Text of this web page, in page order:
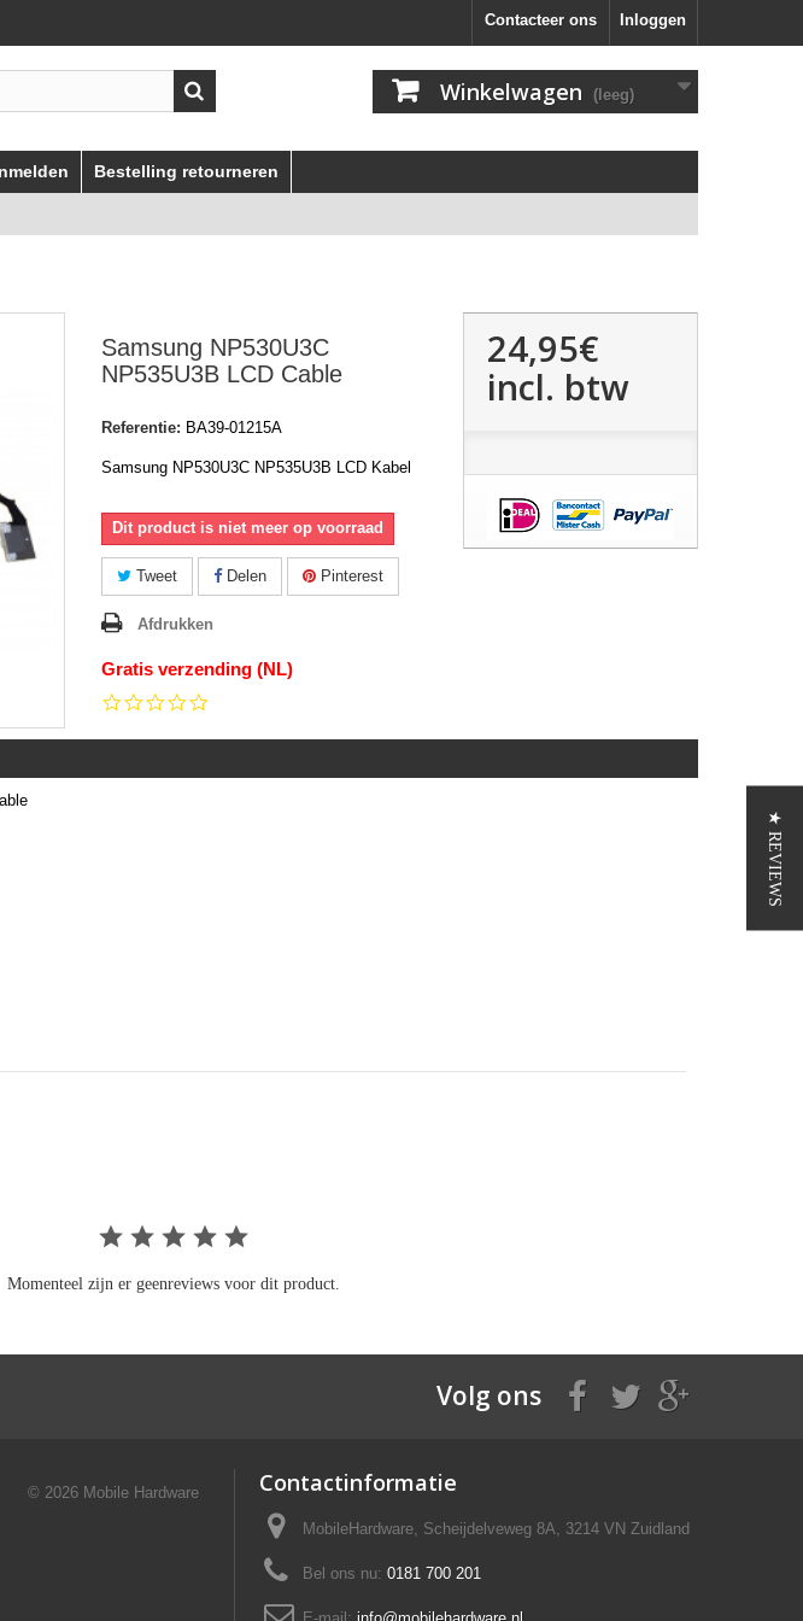
Inloggen
Contacteer ons
Winkelwagen (leeg)
Bestelling retourneren
Samsung NP530U3C
NP535U3B LCD Cable
Referentie: BA39-01215A
Samsung NP530U3C NP535U3B LCD Kabel
Dit product is niet meer op voorraad
Tweet Delen Pinterest
Afdrukken
Gratis verzending (NL)
rating
24,95€
incl. btw
Momenteel zijn er geenreviews voor dit product.
Volg ons
Contactinformatie
MobileHardware, Scheijdelveweg 8A, 3214 VN Zuidland
Bel ons nu:0181 700 201
© 2026 Mobile Hardware
★ REVIEWS